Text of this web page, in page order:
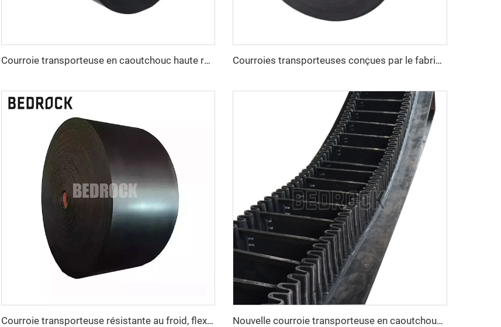
Courroie transporteuse en caoutchouc haute résistance à l'abrasion EP300 3 plis, largeur 800 mm / 1000 mm / 1200 mm, pour l'extraction du charbon Courroies transporteuses conçues par le fabricant, résistantes à l'huile, vitesse réglable, nouvelle génération
Courroie transporteuse résistante au froid, flexible à basse température et robuste pour les applications industrielles en milieu minier et extérieur Nouvelle courroie transporteuse en caoutchouc à décharge latérale, résistante à la chaleur, vitesse réglable, pour usine de fabrication